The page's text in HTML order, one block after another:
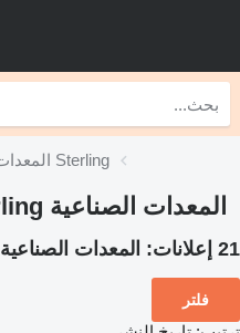
المعدات الصناعية Sterling
المعدات الصناعية Sterling
21 إعلانات: المعدات الصناعية Sterling
فلتر